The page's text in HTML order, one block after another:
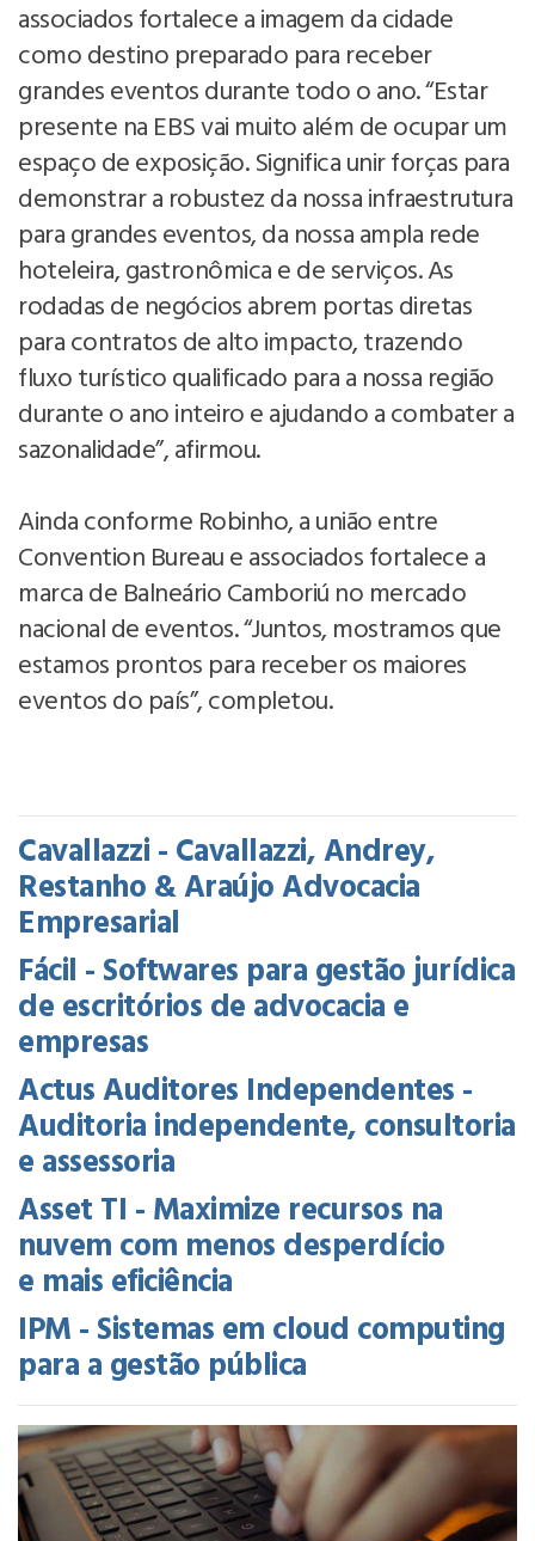
associados fortalece a imagem da cidade
como destino preparado para receber
grandes eventos durante todo o ano. “Estar
presente na EBS vai muito além de ocupar um
espaço de exposição. Significa unir forças para
demonstrar a robustez da nossa infraestrutura
para grandes eventos, da nossa ampla rede
hoteleira, gastronômica e de serviços. As
rodadas de negócios abrem portas diretas
para contratos de alto impacto, trazendo
fluxo turístico qualificado para a nossa região
durante o ano inteiro e ajudando a combater a
sazonalidade”, afirmou.
Ainda conforme Robinho, a união entre
Convention Bureau e associados fortalece a
marca de Balneário Camboriú no mercado
nacional de eventos. “Juntos, mostramos que
estamos prontos para receber os maiores
eventos do país”, completou.
Cavallazzi - Cavallazzi, Andrey,
Restanho & Araújo Advocacia
Empresarial
Fácil - Softwares para gestão jurídica
de escritórios de advocacia e
empresas
Actus Auditores Independentes -
Auditoria independente, consultoria
e assessoria
Asset TI - Maximize recursos na
nuvem com menos desperdício
e mais eficiência
IPM - Sistemas em cloud computing
para a gestão pública